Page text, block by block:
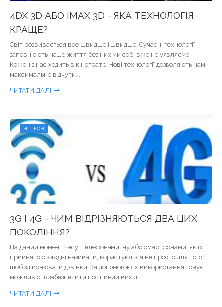
4DX 3D АБО IMAX 3D - ЯКА ТЕХНОЛОГІЯ
КРАЩЕ?
Світ розвивається все швидше і швидше. Сучасні технології
заповнюють наше життя без них ми собі вже не уявляємо.
Кожен з нас ходить в кінотеатр. Нові технології дозволяють нам
максимально відчути...
ЧИТАТИ ДАЛІ
HI-TECH
3G І 4G - ЧИМ ВІДРІЗНЯЮТЬСЯ ДВА ЦИХ
ПОКОЛІННЯ?
На даний момент часу, телефонами, ну або смартфонами, як їх
прийнято сьогодні називати, користуються не просто для того,
щоб здійснювати дзвінки. За допомогою їх використання, існує
можливість забезпечити постійний вихід...
ЧИТАТИ ДАЛІ